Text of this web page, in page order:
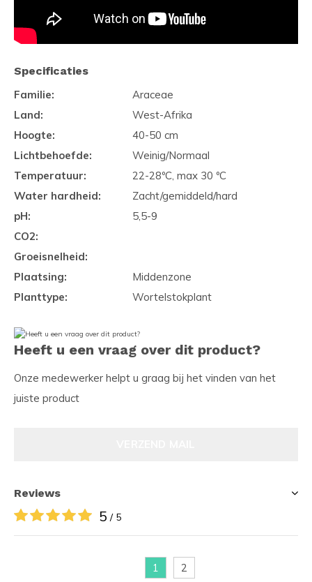
Specificaties
Familie:
Araceae
Land:
West-Afrika
Hoogte:
40-50 cm
Lichtbehoefde:
Weinig/Normaal
Temperatuur:
22-28ºC, max 30 ºC
Water hardheid:
Zacht/gemiddeld/hard
pH:
5,5-9
CO2:
Groeisnelheid:
Plaatsing:
Middenzone
Planttype:
Wortelstokplant
Heeft u een vraag over dit product?
Onze medewerker helpt u graag bij het vinden van het
juiste product
Reviews
5 / 5
1 2